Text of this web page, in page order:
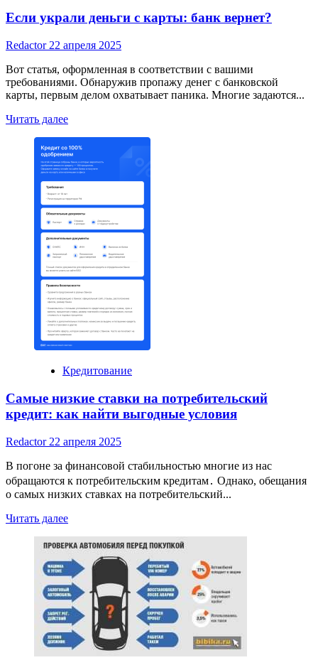
Если украли деньги с карты: банк вернет?
Redactor 22 апреля 2025
Вот статья, оформленная в соответствии с вашими
требованиями. Обнаружив пропажу денег с банковской
карты, первым делом охватывает паника. Многие задаются...
Читать далееRead
about
Если
украли
деньги
карты:
банк
вернет?
Кредитование
Самые низкие ставки на потребительский
кредит: как найти выгодные условия
Redactor 22 апреля 2025
В погоне за финансовой стабильностью многие из нас
обращаются к потребительским кредитам․ Однако, обещания
о самых низких ставках на потребительский...
Читать далееRead
about
Самые
низкие
ставки
на
потребительский
кредит:
как
найти
выгодные